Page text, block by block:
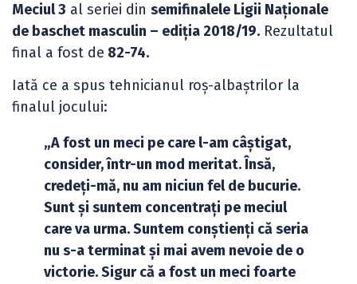
Meciul 3 al seriei din semifinalele Ligii Naționale
de baschet masculin – ediția 2018/19. Rezultatul
final a fost de 82-74.
Iată ce a spus tehnicianul roș-albaștrilor la
finalul jocului:
„A fost un meci pe care l-am câștigat,
consider, într-un mod meritat. Însă,
credeți-mă, nu am niciun fel de bucurie.
Sunt și suntem concentrați pe meciul
care va urma. Suntem conștienți că seria
nu s-a terminat și mai avem nevoie de o
victorie. Sigur că a fost un meci foarte